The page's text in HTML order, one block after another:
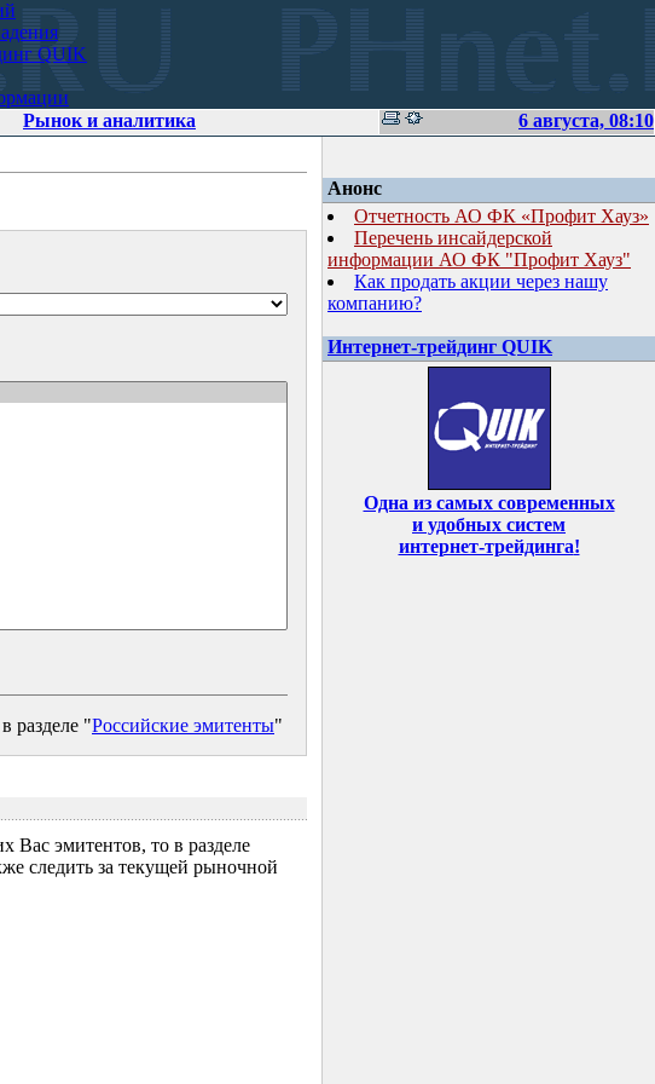
QUIK
Рынок и аналитика 6 августа, 08:10
разделе "Российские эмитенты"
Вас эмитентов, то в разделе
следить за текущей рыночной
Анонс
Отчетность АО ФК «Профит Хауз»
Перечень инсайдерской
информации АО ФК "Профит Хауз"
Как продать акции через нашу
компанию?
Интернет-трейдинг QUIK
Одна из самых современных
и удобных систем
интернет-трейдинга!